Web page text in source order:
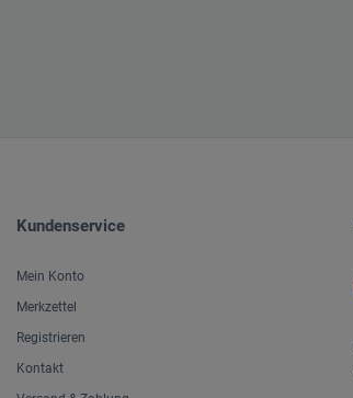
Kundenservice
Mein Konto
Merkzettel
Registrieren
Kontakt